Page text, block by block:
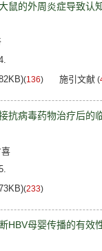
鼠的外周炎症导致认
(136) 施引文献 (
抗病毒药物治疗后的
喜
(233)
HBV母婴传播的有效